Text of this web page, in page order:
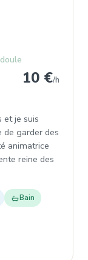
10 €/h
et je suis
de garder des
animatrice
reine des
Bain